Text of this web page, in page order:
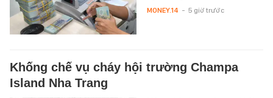
MONEY.14 - 5 giờ trước
Khống chế vụ cháy hội trường Champa
Island Nha Trang